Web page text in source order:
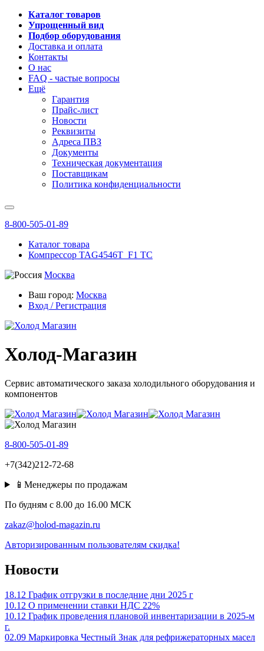
Каталог товаров
Упрощенный вид
Подбор оборудования
Доставка и оплата
Контакты
О нас
FAQ - частые вопросы
Ещё
Гарантия
Прайс-лист
Новости
Реквизиты
Адреса ПВЗ
Документы
Техническая документация
Поставщикам
Политика конфиденциальности
8-800-505-01-89
Каталог товара
Компрессор TAG4546T_F1 TC
Москва
Ваш город: Москва
Вход / Регистрация
Холод-Магазин
Сервис автоматического заказа холодильного оборудования и
компонентов
8-800-505-01-89
+7(342)212-72-68
📱Менеджеры по продажам
По будням c 8.00 до 16.00 МСК
zakaz@holod-magazin.ru
Авторизированным пользователям скидка!
Новости
18.12 График отгрузки в последние дни 2025 г
10.12 О применении ставки НДС 22%
10.12 График проведения плановой инвентаризации в 2025-м
г.
02.09 Маркировка Честный Знак для рефрижераторных масел